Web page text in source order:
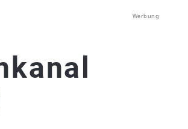
Werbung